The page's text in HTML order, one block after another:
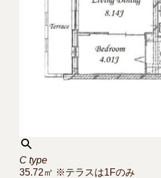
C type
35.72㎡ ※テラスは1Fのみ